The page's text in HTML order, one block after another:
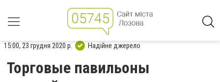
15:00, 23 грудня 2020 р. Надійне джерело
Торговые павильоны